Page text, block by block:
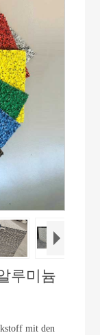
루미늄
mit den